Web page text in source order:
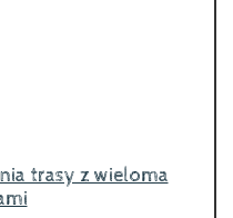
trasy z wieloma